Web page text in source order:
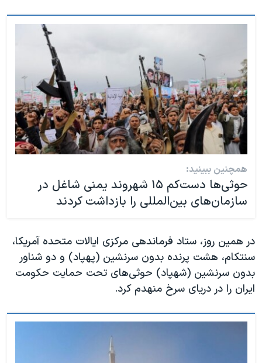
همچنین ببینید:
حوثی‌ها دست‌کم ۱۵ شهروند یمنی شاغل در
سازمان‌های بین‌المللی را بازداشت کردند
در همین روز، ستاد فرماندهی مرکزی ایالات متحده آمریکا،
سنتکام، هشت پرنده بدون سرنشین (پهپاد) و دو شناور
بدون سرنشین (شهپاد) حوثی‌های تحت حمایت حکومت
ایران را در دریای سرخ منهدم کرد.